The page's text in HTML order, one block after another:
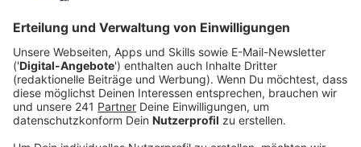
Veröffentlicht: Freitag, 02.05.2025 10:45
Anzeige